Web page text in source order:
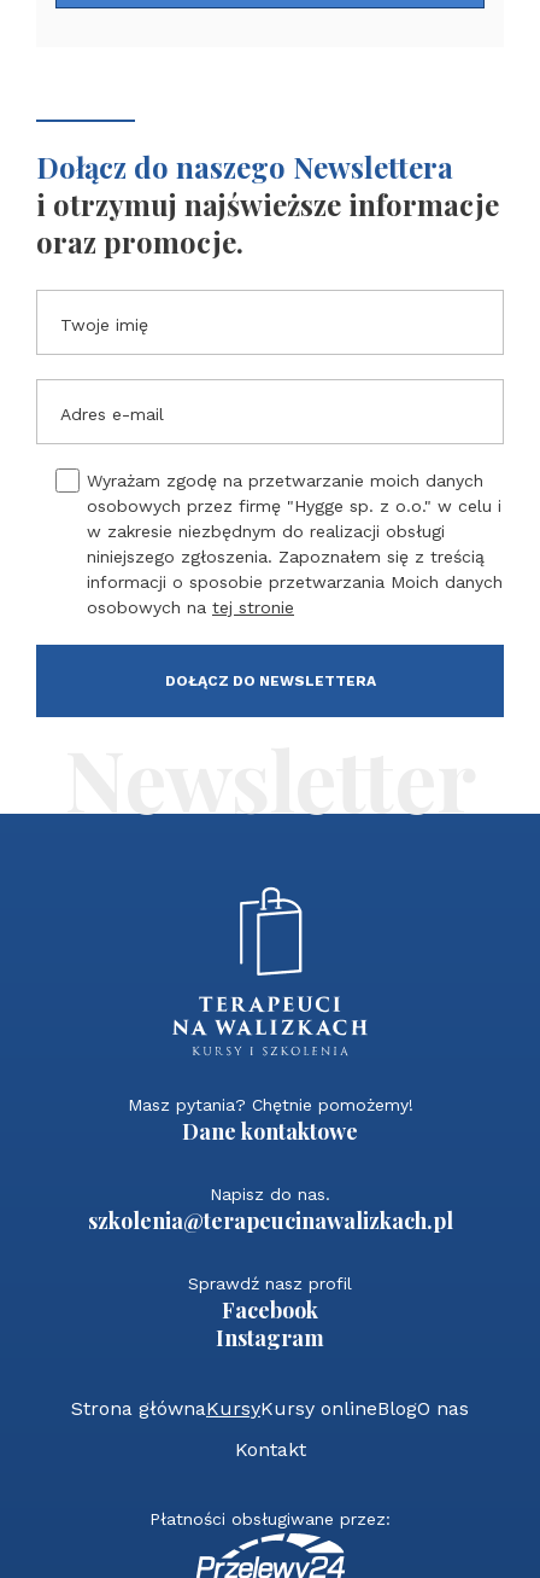
Dołącz do naszego Newslettera
i otrzymuj najświeższe informacje
oraz promocje.
Twoje imię
Adres e-mail
Wyrażam zgodę na przetwarzanie moich danych
osobowych przez firmę "Hygge sp. z o.o." w celu i
w zakresie niezbędnym do realizacji obsługi
niniejszego zgłoszenia. Zapoznałem się z treścią
informacji o sposobie przetwarzania Moich danych
osobowych na tej stronie
Masz pytania? Chętnie pomożemy!
Dane kontaktowe
Napisz do nas.
szkolenia@terapeucinawalizkach.pl
Sprawdź nasz profil
Facebook
Instagram
Strona głównaKursyKursy onlineBlogO nas
Kontakt
Płatności obsługiwane przez: